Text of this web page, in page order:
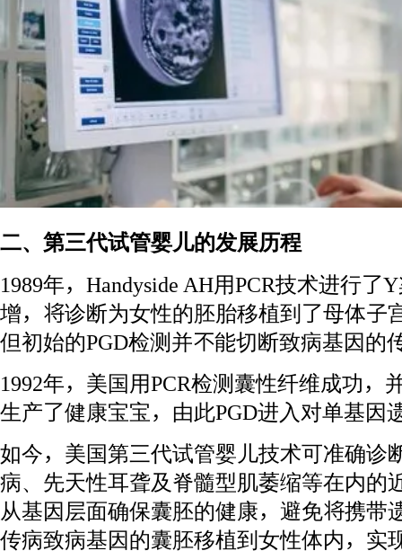
二、第三代试管婴儿的发展历程
1989年，Handyside AH用PCR技术进行了
增，将诊断为女性的胚胎移植到了母体子
但初始的PGD检测并不能切断致病基因的
1992年，美国用PCR检测囊性纤维成功，
生产了健康宝宝，由此PGD进入对单基因
如今，美国第三代试管婴儿技术可准确诊
病、先天性耳聋及脊髓型肌萎缩等在内的
从基因层面确保囊胚的健康，避免将携带
传病致病基因的囊胚移植到女性体内，实